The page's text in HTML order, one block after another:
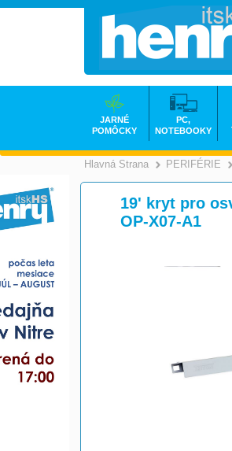
Hlavná Strana PERIFÉRIE
19' kryt pro
OP-X07-A1
JARNÉ
POMÔCKY
PC,
NOTEBOOKY